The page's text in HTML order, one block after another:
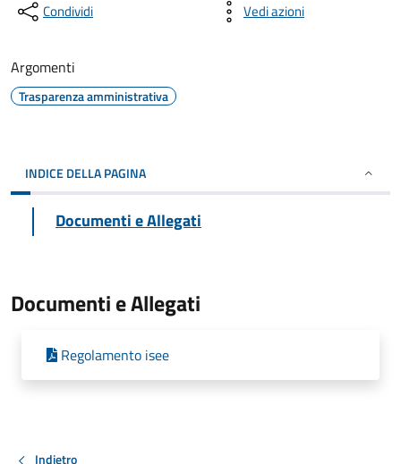
Condividi Vedi azioni
Argomenti
Trasparenza amministrativa
INDICE DELLA PAGINA
Documenti e Allegati
Documenti e Allegati
Regolamento isee
Indietro